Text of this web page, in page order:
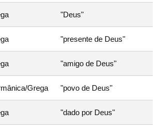
"Deus"
"presente de Deus"
"amigo de Deus"
Grega "povo de Deus"
"dado por Deus"